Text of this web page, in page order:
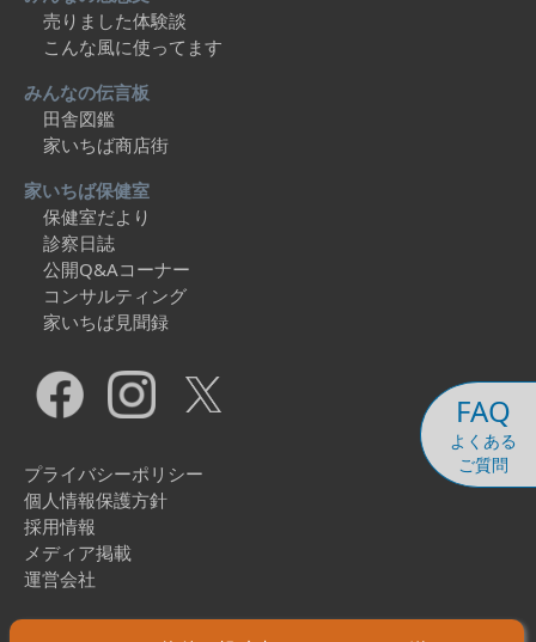
FAQ
よくある
ご質問
売りました体験談
こんな風に使ってます
みんなの伝言板
田舎図鑑
家いちば商店街
家いちば保健室
保健室だより
診察日誌
公開Q&Aコーナー
コンサルティング
家いちば見聞録
プライバシーポリシー
個人情報保護方針
採用情報
メディア掲載
運営会社